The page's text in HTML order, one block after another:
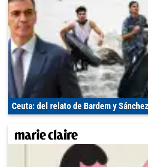
Ceuta: del relato de Bardem y